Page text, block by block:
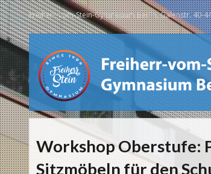
Freiherr-vom-Stein-Gymnasium Berlin, Galenstr. 40-
Workshop Oberstufe:
Sitzmöbeln für den